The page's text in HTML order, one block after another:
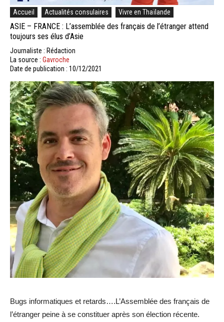
Accueil Actualités consulaires Vivre en Thaïlande
ASIE – FRANCE : L’assemblée des français de l’étranger attend
toujours ses élus d’Asie
Journaliste : Rédaction
La source : Gavroche
Date de publication : 10/12/2021
Bugs informatiques et retards….L’Assemblée des français de
l’étranger peine à se constituer après son élection récente.